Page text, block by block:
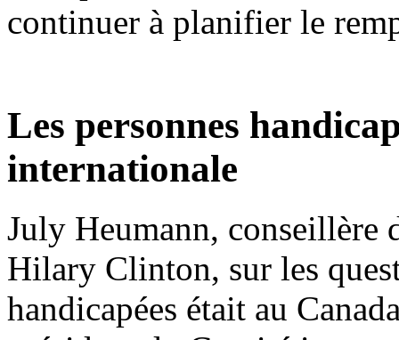
continuer à planifier le
Les personnes
internationale
July Heumann, conseillère
Hilary Clinton, sur les
handicapées était au